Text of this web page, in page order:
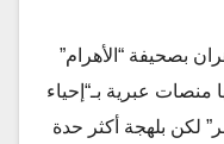
بصحيفة “الأهرام”
عبرية بـ“إحياء
لكن بلهجة أكثر حدة